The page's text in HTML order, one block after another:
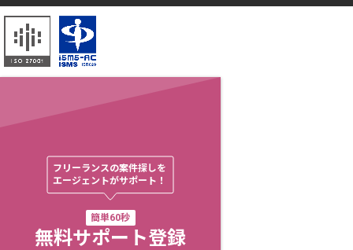
フリーランスの案件探しを
エージェントがサポート！
簡単60秒
無料サポート登録